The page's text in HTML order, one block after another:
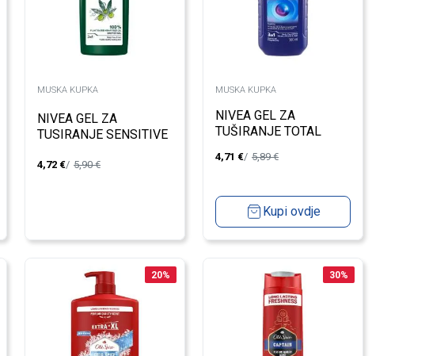
MUSKA KUPKA
NIVEA GEL ZA
TUSIRANJE SENSITIVE
500ML M
4,72 € 5,90€
MUSKA KUPKA
NIVEA GEL ZA
TUŠIRANJE TOTAL
4,71 € 5,89€
Kupi ovdje
20% 30%